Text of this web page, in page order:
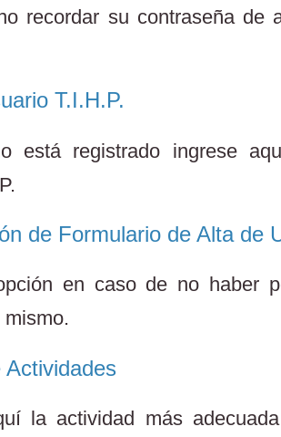
recordar su contraseña de
T.I.H.P.
está registrado ingrese
de Formulario de Alta de
en caso de no haber
la actividad más